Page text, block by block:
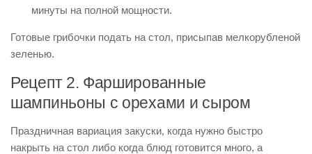
минуты на полной мощности.
Готовые грибочки подать на стол, присыпав мелкорубленой
зеленью.
Рецепт 2. Фаршированные
шампиньоны с орехами и сыром
Праздничная вариация закуски, когда нужно быстро
накрыть на стол либо когда блюд готовится много, а